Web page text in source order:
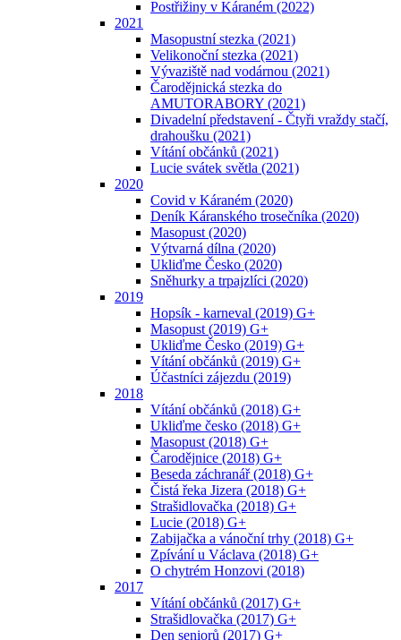
Postřižiny v Káraném (2022)
2021
Masopustní stezka (2021)
Velikonoční stezka (2021)
Vývaziště nad vodárnou (2021)
Čarodějnická stezka do
AMUTORABORY (2021)
Divadelní představení - Čtyři vraždy stačí,
drahoušku (2021)
Vítání občánků (2021)
Lucie svátek světla (2021)
2020
Covid v Káraném (2020)
Deník Káranského trosečníka (2020)
Masopust (2020)
Výtvarná dílna (2020)
Ukliďme Česko (2020)
Sněhurky a trpajzlíci (2020)
2019
Hopsík - karneval (2019) G+
Masopust (2019) G+
Ukliďme Česko (2019) G+
Vítání občánků (2019) G+
Účastníci zájezdu (2019)
2018
Vítání občánků (2018) G+
Ukliďme česko (2018) G+
Masopust (2018) G+
Čarodějnice (2018) G+
Beseda záchranář (2018) G+
Čistá řeka Jizera (2018) G+
Strašidlovačka (2018) G+
Lucie (2018) G+
Zabijačka a vánoční trhy (2018) G+
Zpívání u Václava (2018) G+
O chytrém Honzovi (2018)
2017
Vítání občánků (2017) G+
Strašidlovačka (2017) G+
Den seniorů (2017) G+